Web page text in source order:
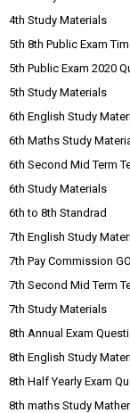
4th Study Materials
5th 8th Public Exam
5th Public Exam 2020
5th Study Materials
6th English Study
6th Maths Study
6th Second Mid Term
6th Study Materials
6th to 8th Standrad
7th English Study
7th Pay Commission GO
7th Second Mid Term
7th Study Materials
8th Annual Exam
8th English Study
8th Half Yearly Exam
8th maths Study